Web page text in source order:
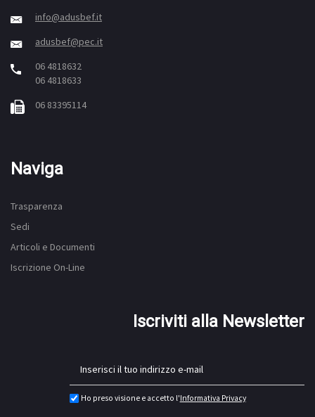
info@adusbef.it
adusbef@pec.it
06 4818632
06 4818633
06 83395114
Naviga
Trasparenza
Sedi
Articoli e Documenti
Iscrizione On-Line
Iscriviti alla Newsletter
Ho preso visione e accetto l'Informativa Privacy